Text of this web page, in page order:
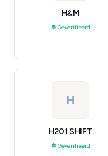
H&M
Geverifieerd
H
H201 SHIFT
Geverifieerd